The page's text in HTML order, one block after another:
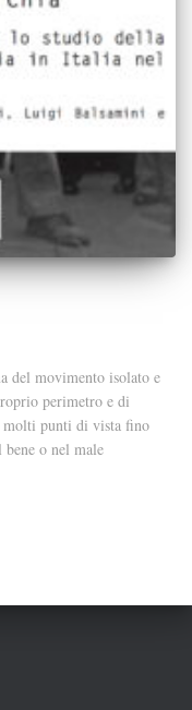
del movimento isolato e
perimetro e di
molti punti di vista fino
o nel male